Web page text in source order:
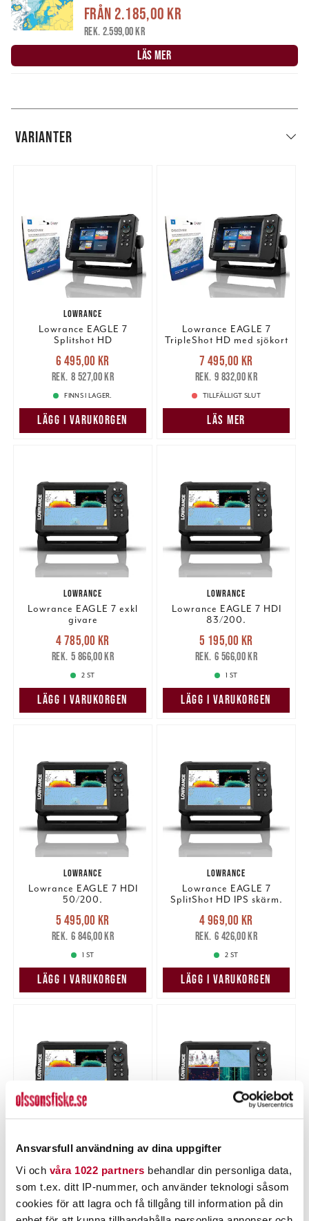
Ansvarsfull användning av dina uppgifter
Vi och våra 1022 partners behandlar din personliga data,
som t.ex. ditt IP-nummer, och använder teknologi såsom
cookies för att lagra och få tillgång till information på din
Från 2.185,00 kr
Rek. 2.599,00 kr
LÄS MER
VARIANTER
LOWRANCE
Lowrance EAGLE 7
Splitshot HD
Nuvarande pris
6 495,00 krTidigare pris
8 527,00 kr
6 495,00 kr
8 527,00 kr
FINNS I LAGER.
LÄGG I VARUKORGEN
Lowrance EAGLE 7
TripleShot HD med sjökort
Nuvarande pris
7 495,00 krTidigare pris
9 832,00 kr
7 495,00 kr
9 832,00 kr
TILLFÄLLIGT SLUT
LÄS MER
LOWRANCE
Lowrance EAGLE 7 exkl
givare
Nuvarande pris
4 785,00 krTidigare pris
5 866,00 kr
4 785,00 kr
5 866,00 kr
2 ST
LÄGG I VARUKORGEN
LOWRANCE
Lowrance EAGLE 7 HDI
83/200.
Nuvarande pris
5 195,00 krTidigare pris
6 566,00 kr
5 195,00 kr
6 566,00 kr
1 ST
LÄGG I VARUKORGEN
LOWRANCE
Lowrance EAGLE 7 HDI
50/200.
Nuvarande pris
5 495,00 krTidigare pris
6 846,00 kr
5 495,00 kr
6 846,00 kr
1 ST
LÄGG I VARUKORGEN
LOWRANCE
Lowrance EAGLE 7
SplitShot HD IPS skärm.
Nuvarande pris
4 969,00 krTidigare pris
6 426,00 kr
4 969,00 kr
6 426,00 kr
2 ST
LÄGG I VARUKORGEN
LOWRANCE
Lowrance EAGLE 7
Sommar/Vinterpack
Pris:7 695,00 kr
7 695,00 kr
LOWRANCE
Lowrance EAGLE 7
TripleShot HD
Nuvarande pris:
5 899,00 krTidigare pris:
5 899,00 kr